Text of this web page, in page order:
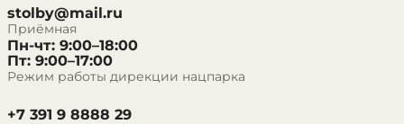
stolby@mail.ru
Приёмная
Пн-чт: 9:00–18:00
Пт: 9:00–17:00
Режим работы дирекции нацпарка
+7 391 9 8888 29